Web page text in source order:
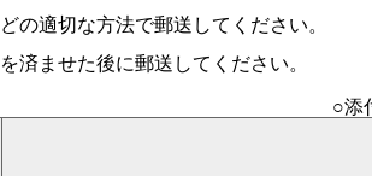
の適切な方法で郵送してください。
済ませた後に郵送してください。
○添